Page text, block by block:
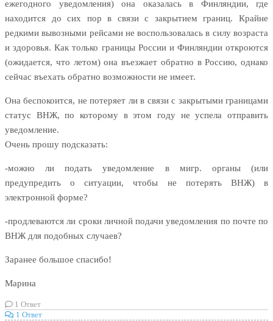
ежегодного уведомления) она оказалась в Финляндии, где
находится до сих пор в связи с закрытием границ. Крайне
редкими вывозными рейсами не воспользовалась в силу возраста
и здоровья. Как только границы России и Финляндии откроются
(ожидается, что летом) она въезжает обратно в Россию, однако
сейчас въехать обратно возможности не имеет.
Она беспокоится, не потеряет ли в связи с закрытыми границами
статус ВНЖ, по которому в этом году не успела отправить
уведомление.
Очень прошу подсказать:
-можно ли подать уведомление в мигр. органы (или
предупредить о ситуации, чтобы не потерять ВНЖ) в
электронной форме?
-продлеваются ли сроки личной подачи уведомления по почте по
ВНЖ для подобных случаев?
Заранее большое спасибо!
Марина
1 Ответ
1 Ответ